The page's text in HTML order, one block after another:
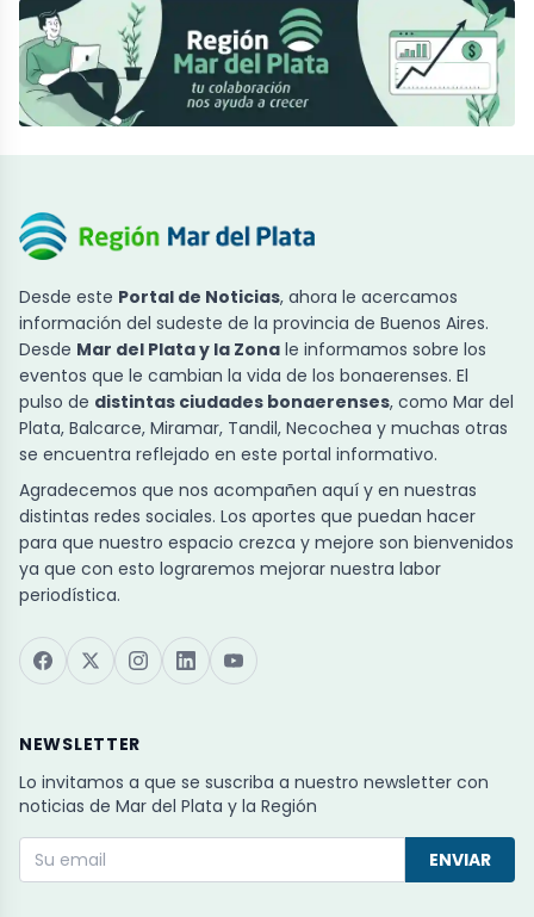
Desde este Portal de Noticias, ahora le acercamos
información del sudeste de la provincia de Buenos Aires.
Desde Mar del Plata y la Zona le informamos sobre los
eventos que le cambian la vida de los bonaerenses. El
pulso de distintas ciudades bonaerenses, como Mar del
Plata, Balcarce, Miramar, Tandil, Necochea y muchas otras
se encuentra reflejado en este portal informativo.
Agradecemos que nos acompañen aquí y en nuestras
distintas redes sociales. Los aportes que puedan hacer
para que nuestro espacio crezca y mejore son bienvenidos
ya que con esto lograremos mejorar nuestra labor
periodística.
NEWSLETTER
Lo invitamos a que se suscriba a nuestro newsletter con
noticias de Mar del Plata y la Región
ENVIAR